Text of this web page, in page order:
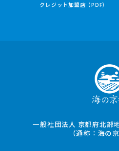
クレジット加盟店（PDF）
一般社団法人 京都府北部
（通称：海の